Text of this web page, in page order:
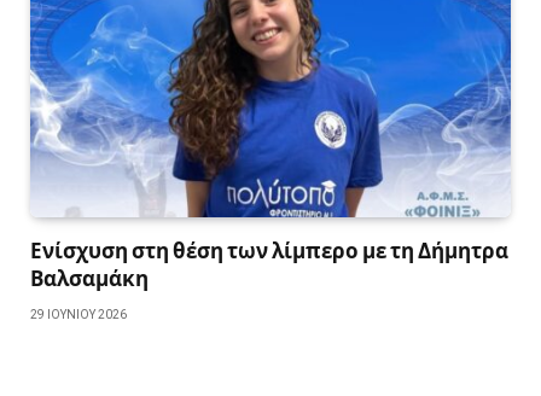
Ενίσχυση στη θέση των λίμπερο με τη Δήμητρα
Βαλσαμάκη
29 ΙΟΥΝΊΟΥ 2026